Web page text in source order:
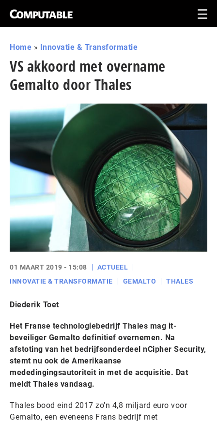
Home » Innovatie & Transformatie
VS akkoord met overname
Gemalto door Thales
01 MAART 2019 - 15:08
ACTUEEL
INNOVATIE & TRANSFORMATIE
GEMALTO THALES
Diederik Toet
Het Franse technologiebedrijf Thales mag it-
beveiliger Gemalto definitief overnemen. Na
afstoting van het bedrijfsonderdeel nCipher Security,
stemt nu ook de Amerikaanse
mededingingsautoriteit in met de acquisitie. Dat
meldt Thales vandaag.
Thales bood eind 2017 zo’n 4,8 miljard euro voor
Gemalto, een eveneens Frans bedrijf met